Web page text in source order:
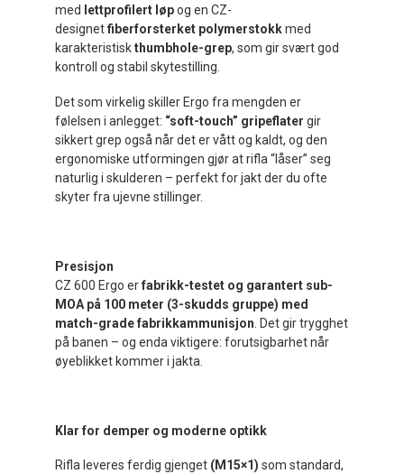
med
lettprofilert løpog en CZ-
designetfiberforsterket polymerstokkmed
karakteristiskthumbhole-grep, som gir svært god
kontroll og stabil skytestilling.
Det som virkelig skiller Ergo fra mengden er
følelsen i anlegget: “soft-touch” gripeflater gir
sikkert grep også når det er vått og kaldt, og den
ergonomiske utformingen gjør at rifla “låser” seg
naturlig i skulderen – perfekt for jakt der du ofte
skyter fra ujevne stillinger.
Presisjon
CZ 600 Ergo erfabrikk-testet og garantert sub-
MOA på 100 meter (3-skudds gruppe) med
match-grade fabrikkammunisjon . Det gir trygghet
på banen – og enda viktigere: forutsigbarhet når
øyeblikket kommer i jakta.
Klar for demper og moderne optikk
Rifla leveres ferdig gjenget (M15×1) som standard,